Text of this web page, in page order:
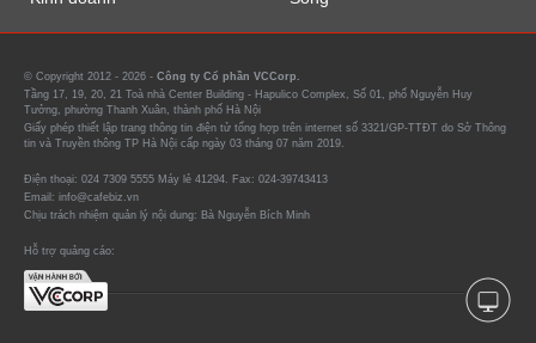
© Copyright 2012 - 2026 - Công ty Cổ phần VCCorp.
Tầng 17, 19, 20, 21 Toà nhà Center Building - Hapulico Complex, Số 01, phố Nguyễn Huy
Tưởng, phường Thanh Xuân, thành phố Hà Nội
Giấy phép thiết lập trang thông tin điện tử tổng hợp trên internet số 3321/GP-TTĐT do Sở Thông
tin và Truyền thông TP Hà Nội cấp ngày 03 tháng 07 năm 2019.
Điện thoại: 024 7309 5555 Máy lẻ 41294. Fax: 024-39743413
Email: info@cafebiz.vn
Chịu trách nhiệm quản lý nội dung: Bà Nguyễn Bích Minh
Hỗ trợ quảng cáo: